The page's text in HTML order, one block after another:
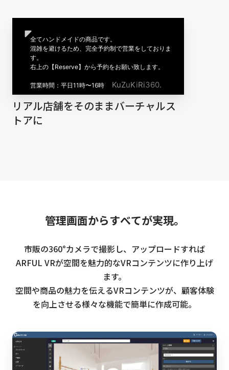
リアル店舗をそのままバーチャルス
トアに
管理画面からすべてが実現。
市販の360°カメラで撮影し、アップロードすれば
ARFUL VRが空間を魅力的なVRコンテンツに作り上げ
ます。
空間や商品の魅力を伝えるVRコンテンツが、顧客体験
を向上させる様々な機能で簡単に作成可能。